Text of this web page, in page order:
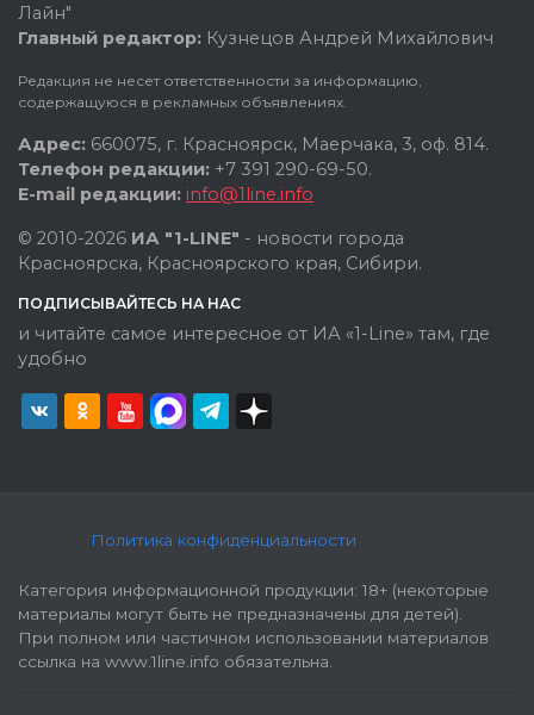
Лайн"
Главный редактор: Кузнецов Андрей Михайлович
Редакция не несет ответственности за информацию,
содержащуюся в рекламных объявлениях.
Адрес: 660075, г. Красноярск, Маерчака, 3, оф. 814.
Телефон редакции: +7 391 290-69-50.
E-mail редакции: info@1line.info
© 2010-2026 ИА "1-LINE" - новости города
Красноярска, Красноярского края, Сибири.
ПОДПИСЫВАЙТЕСЬ НА НАС
и читайте самое интересное от ИА «1-Line» там, где
удобно
Политика конфиденциальности
Категория информационной продукции: 18+ (некоторые
материалы могут быть не предназначены для детей).
При полном или частичном использовании материалов
ссылка на www.1line.info обязательна.